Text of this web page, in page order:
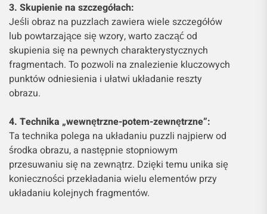
3. Skupienie na szczegółach:
Jeśli obraz na puzzlach zawiera wiele szczegółów
lub powtarzające się wzory, warto zacząć od
skupienia się na pewnych charakterystycznych
fragmentach. To pozwoli na znalezienie kluczowych
punktów odniesienia i ułatwi układanie reszty
obrazu.
4. Technika „wewnętrzne-potem-zewnętrzne”:
Ta technika polega na układaniu puzzli najpierw od
środka obrazu, a następnie stopniowym
przesuwaniu się na zewnątrz. Dzięki temu unika się
konieczności przekładania wielu elementów przy
układaniu kolejnych fragmentów.